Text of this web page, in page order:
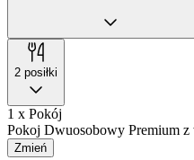
2 posiłki
1 x Pokój
Pokoj Dwuosobowy Premium z
Zmień